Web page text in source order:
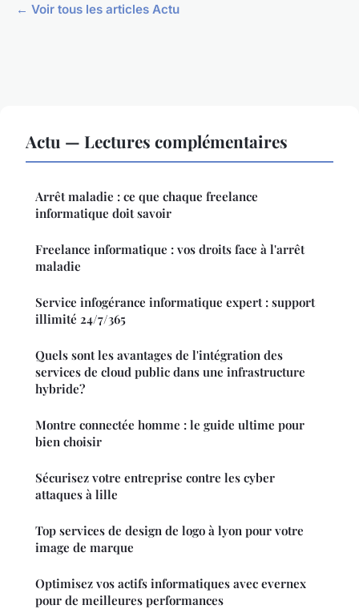
← Voir tous les articles Actu
Actu — Lectures complémentaires
Arrêt maladie : ce que chaque freelance
informatique doit savoir
Freelance informatique : vos droits face à l'arrêt
maladie
Service infogérance informatique expert : support
illimité 24/7/365
Quels sont les avantages de l'intégration des
services de cloud public dans une infrastructure
hybride?
Montre connectée homme : le guide ultime pour
bien choisir
Sécurisez votre entreprise contre les cyber
attaques à lille
Top services de design de logo à lyon pour votre
image de marque
Optimisez vos actifs informatiques avec evernex
pour de meilleures performances